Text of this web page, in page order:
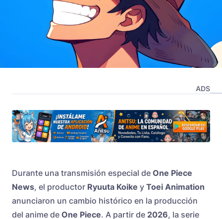
ADS
Durante una transmisión especial de One Piece
News, el productor Ryuuta Koike y Toei Animation
anunciaron un cambio histórico en la producción
del anime de One Piece. A partir de 2026, la serie